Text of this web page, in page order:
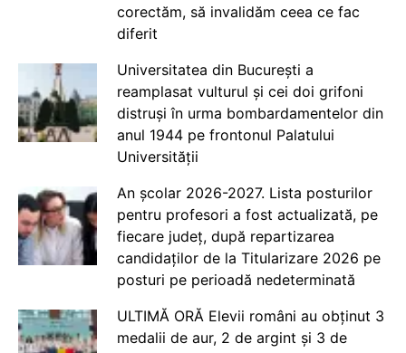
corectăm, să invalidăm ceea ce fac
diferit
Universitatea din București a
reamplasat vulturul și cei doi grifoni
distruși în urma bombardamentelor din
anul 1944 pe frontonul Palatului
Universității
An școlar 2026-2027. Lista posturilor
pentru profesori a fost actualizată, pe
fiecare județ, după repartizarea
candidaților de la Titularizare 2026 pe
posturi pe perioadă nedeterminată
ULTIMĂ ORĂ Elevii români au obținut 3
medalii de aur, 2 de argint și 3 de